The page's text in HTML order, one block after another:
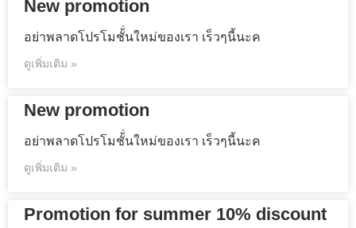
New promotion
อย่าพลาดโปรโมชั้่นใหม่ของเรา เร็วๆนี้นะค
ดูเพิ่มเติม »
New promotion
อย่าพลาดโปรโมชั้่นใหม่ของเรา เร็วๆนี้นะค
ดูเพิ่มเติม »
Promotion for summer 10% discount